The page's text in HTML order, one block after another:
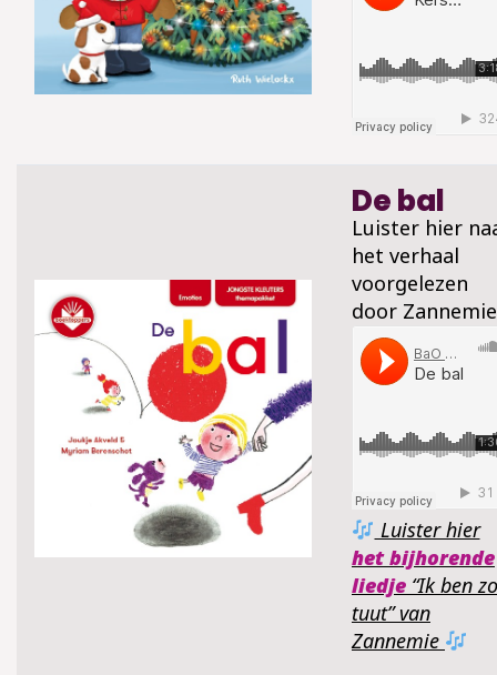
De bal
Luister hier
het verhaal
voorgelezen
door Zannemie
Luister hier
het bijhorende
liedje “Ik ben zo
tuut” van
Zannemie